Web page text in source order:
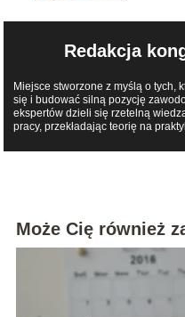
Redakcja
Miejsce stworzone z myślą o tych,
się i budować silną pozycję
ekspertów dzieli się rzetelną
pracy, przekładając teorię na
Może Cię również